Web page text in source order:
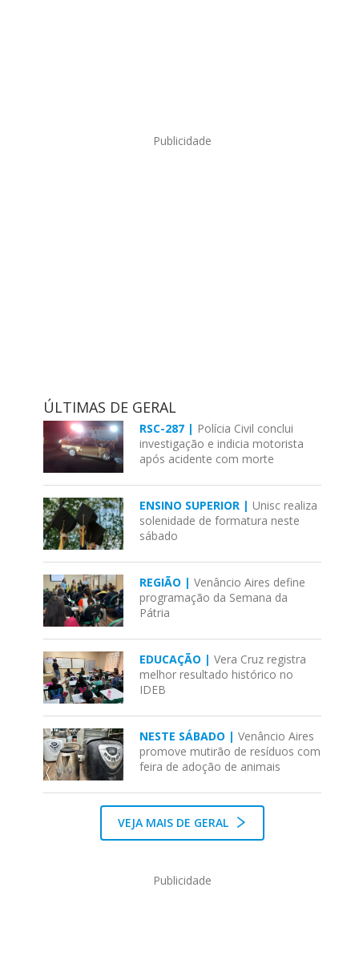
Publicidade
ÚLTIMAS DE GERAL
RSC-287 | Polícia Civil conclui
investigação e indicia motorista
após acidente com morte
ENSINO SUPERIOR | Unisc realiza
solenidade de formatura neste
sábado
REGIÃO |Venâncio Aires define
programação da Semana da
Pátria
EDUCAÇÃO |Vera Cruz registra
melhor resultado histórico no
IDEB
NESTE SÁBADO |Venâncio Aires
promove mutirão de resíduos com
feira de adoção de animais
VEJA MAIS DE GERAL
Publicidade